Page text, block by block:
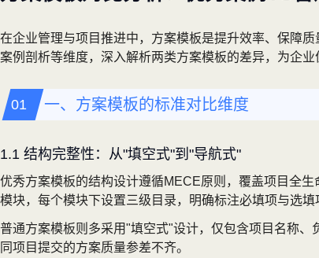
在企业管理与项目推进中，方案模板是提升效率、保障
案例剖析等维度，深入解析两类方案模板的差异，为企业
一、方案模板的标准对比维度
1.1 结构完整性：从"填空式"到"导航式"
优秀方案模板的结构设计遵循MECE原则，覆盖项目全
模块，每个模块下设置三级目录，明确标注必填项与选填
普通方案模板则多采用"填空式"设计，仅包含项目名称
同项目提交的方案质量参差不齐。